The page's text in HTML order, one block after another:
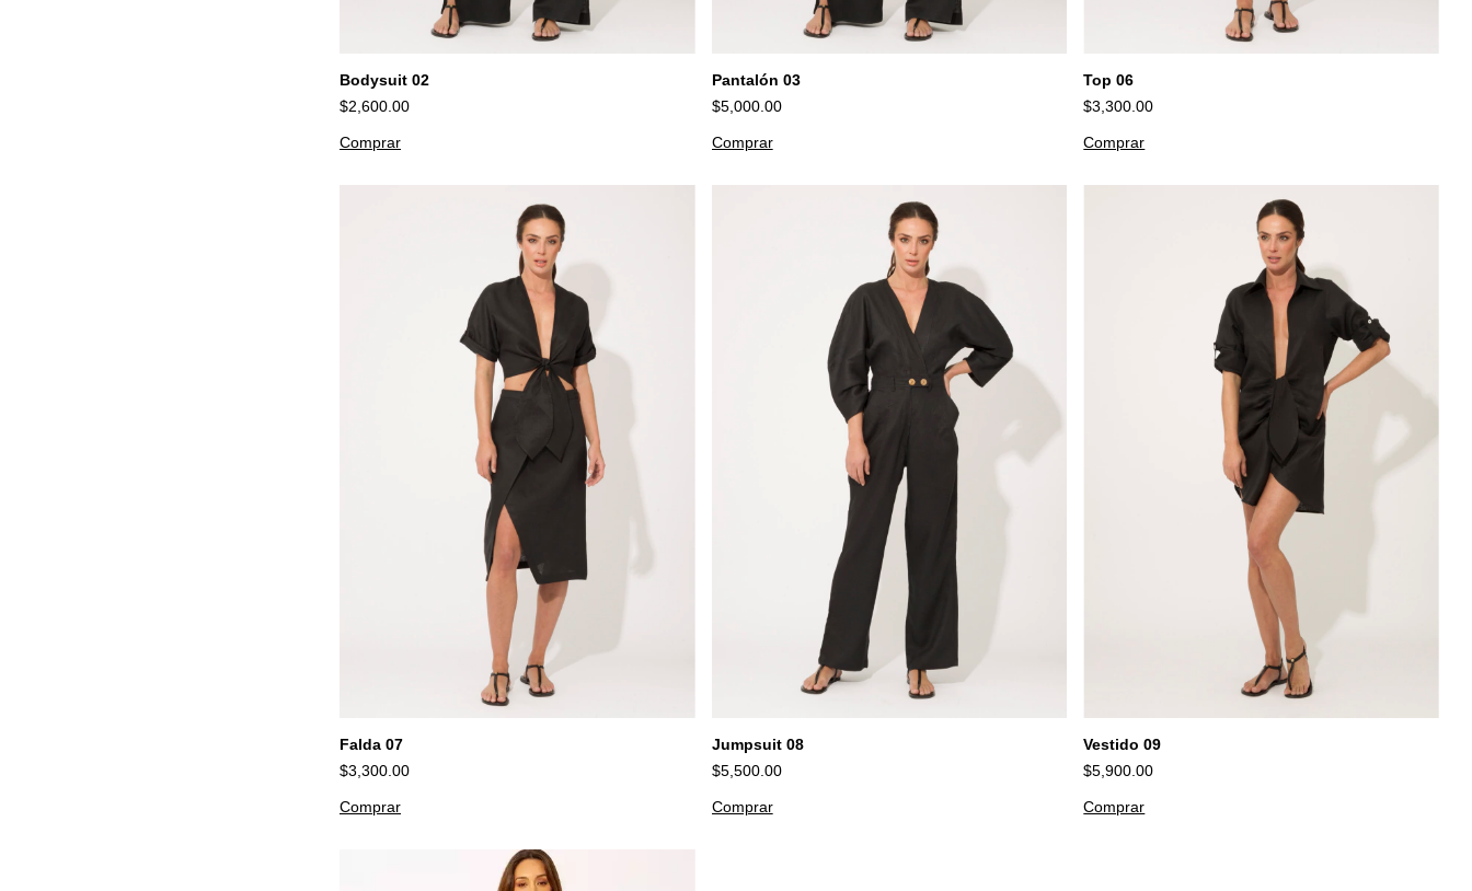
Bodysuit 02
$2,600.00
Comprar
Pantalón 03
$5,000.00
Comprar
Top 06
$3,300.00
Comprar
Falda 07
$3,300.00
Comprar
Jumpsuit 08
$5,500.00
Comprar
Vestido 09
$5,900.00
Comprar